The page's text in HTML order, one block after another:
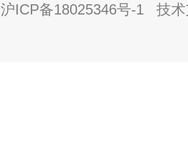
沪ICP备18025346号-1 技术